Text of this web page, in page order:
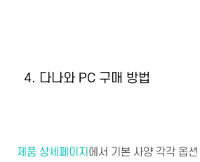
4. 다나와 PC 구매 방법
제품 상세페이지 에서 기본 사양 각각 옵